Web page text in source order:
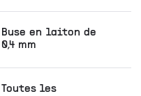
Buse en laiton de
0,4 mm
Toutes les